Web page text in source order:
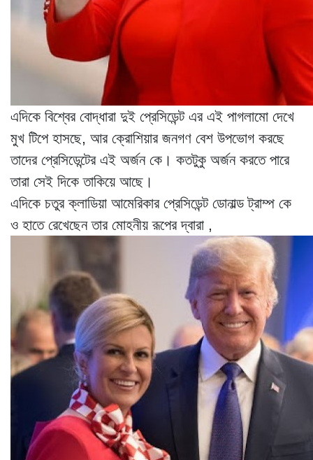
এদিকে বিশ্বের বোদ্ধারা দুই প্রেসিডেন্ট এর এই পাগলামো দেখে
মুখ টিপে হাসছে, আর ক্রোশিয়ার জনগণ বেশ উপভোগ করছে
তাদের প্রেসিডেন্টের এই অর্জন কে। কতটুকু অর্জন করতে পারে
তারা সেই দিকে তাকিয়ে আছে।
এদিকে চতুর ক্লাডিয়া আমেরিকার প্রেসিডেন্ট ডোনাল্ড ট্রাম্প কে
ও হাতে রেখেছেন তার মোহনীয় রূপের দ্বারা ,